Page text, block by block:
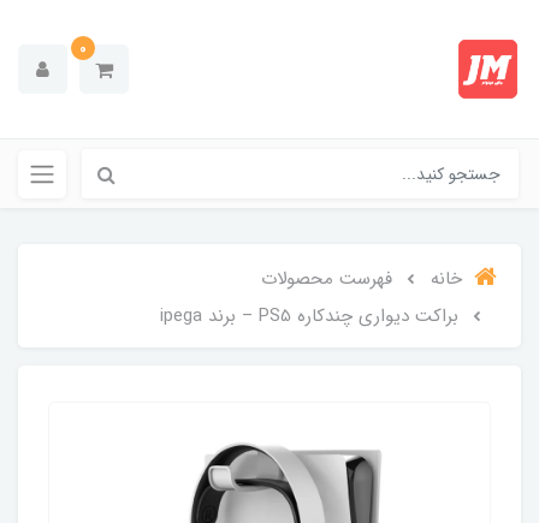
0
خانه
فهرست محصولات
براکت دیواری چندکاره PS5 – برند ipega